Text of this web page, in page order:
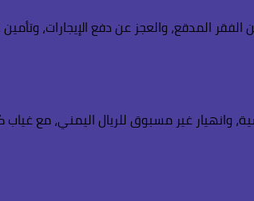
المدقع، والعجز عن دفع الإيجارات،
وانهيار غير مسبوق للريال اليمني، مع